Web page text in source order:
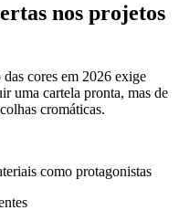
nos projetos
cores em 2026 exige
uma cartela pronta, mas de
cromáticas.
como protagonistas